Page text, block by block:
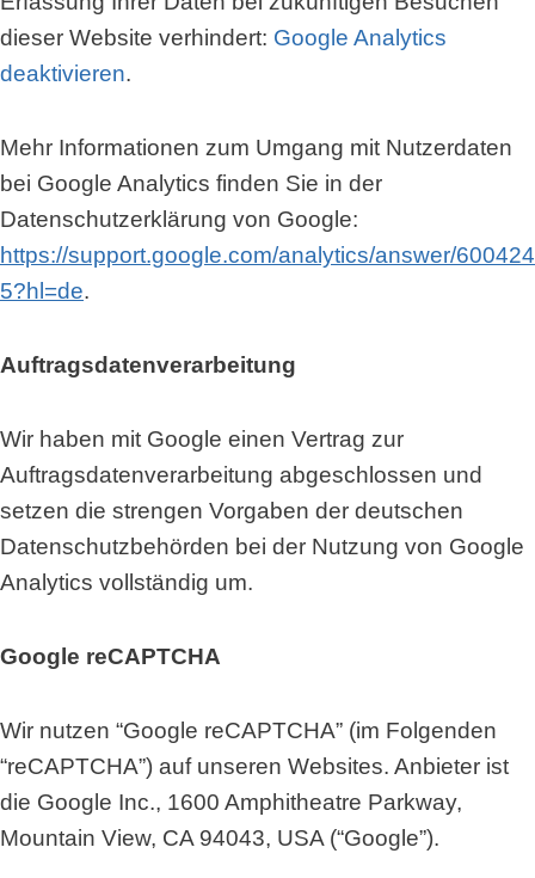
dieser Website verhindert: Google Analytics
deaktivieren.
Mehr Informationen zum Umgang mit Nutzerdaten
bei Google Analytics finden Sie in der
Datenschutzerklärung von Google:
https://support.google.com/analytics/answer/600424
5?hl=de.
Auftragsdatenverarbeitung
Wir haben mit Google einen Vertrag zur
Auftragsdatenverarbeitung abgeschlossen und
setzen die strengen Vorgaben der deutschen
Datenschutzbehörden bei der Nutzung von Google
Analytics vollständig um.
Google reCAPTCHA
Wir nutzen “Google reCAPTCHA” (im Folgenden
“reCAPTCHA”) auf unseren Websites. Anbieter ist
die Google Inc., 1600 Amphitheatre Parkway,
Mountain View, CA 94043, USA (“Google”).